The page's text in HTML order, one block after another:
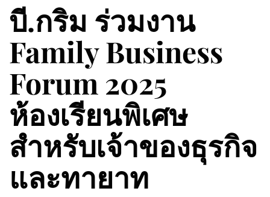
บี.กริม ร่วมงาน
Family Business
Forum 2025
ห้องเรียนพิเศษ
สำหรับเจ้าของธุรกิจ
และทายาท